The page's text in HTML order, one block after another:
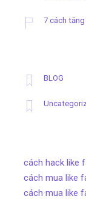
7 cách
BLOG
cách hack like
cách mua like
cách mua like